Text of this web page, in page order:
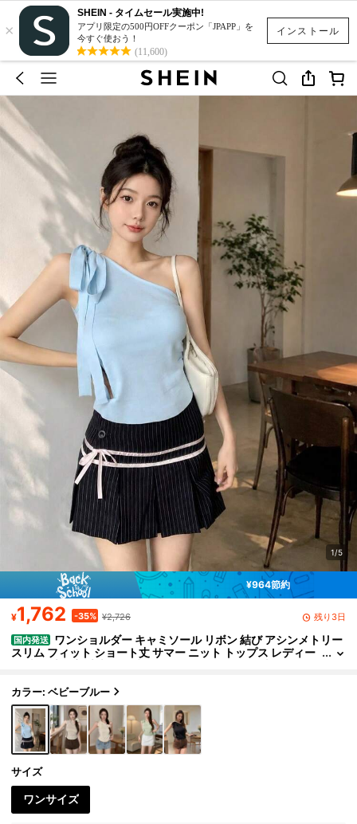
インストール
×
SHEIN - タイムセール実施中!
アプリ限定の500円OFFクーポン「JPAPP」を
今すぐ使おう！
(11,600)
1/5
¥964節約
¥1,762 -35% ¥2,726 残り3日
国内発送 ワンショルダー キャミソール リボン 結び アシンメトリー
スリム フィット ショート丈 サマー ニット トップス レディー
カラー: ベビーブルー
サイズ
ワンサイズ